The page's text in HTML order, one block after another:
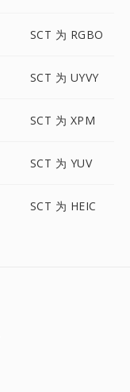
SCT 为 RGBO
SCT 为 UYVY
SCT 为 XPM
SCT 为 YUV
SCT 为 HEIC